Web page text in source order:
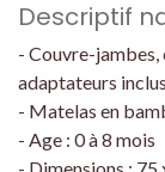
Descriptif
- Couvre-
adaptateurs inclus
- Matelas en
- Age : 0 à 8 mois